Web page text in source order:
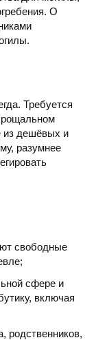
О
Требуется
из дешёвых и
разумнее
свободные
сфере и
включая
родственников,